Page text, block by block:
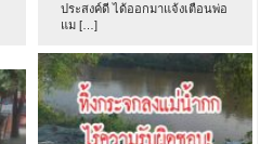
ประสงค์ดี ได้ออกมาแจ้งเตือนพ่อ
แม […]